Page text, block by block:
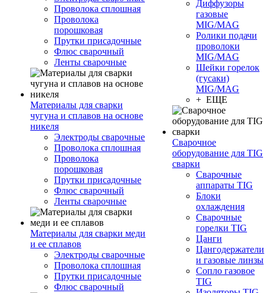
Проволока сплошная
Проволока
порошковая
Прутки присадочные
Флюс сварочный
Ленты сварочные
Материалы для сварки
чугуна и сплавов на основе
никеля
Электроды сварочные
Проволока сплошная
Проволока
порошковая
Прутки присадочные
Флюс сварочный
Ленты сварочные
Материалы для сварки меди
и ее сплавов
Электроды сварочные
Проволока сплошная
Прутки присадочные
Флюс сварочный
Диффузоры
газовые
MIG/MAG
Ролики подачи
проволоки
MIG/MAG
Шейки горелок
(гусаки)
MIG/MAG
+ ЕЩЕ
Сварочное
оборудование для TIG
сварки
Сварочные
аппараты TIG
Блоки
охлаждения
Сварочные
горелки TIG
Цанги
Цангодержатели
и газовые линзы
Сопло газовое
TIG